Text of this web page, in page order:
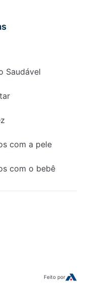
Saudável
com a pele
com o bebê
Feito por